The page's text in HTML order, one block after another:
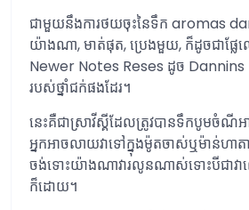
ជាមួយនឹងការថយចុះនៃទឹក aromas
យ៉ាងណា, មាត់ផុត, ប្រេងមួយ, ក៏ដូចជាផ្ល
Newer Notes Reses ដូច
របស់ថ្នាំជក់ផងដែរ។
នេះគឺជាស្រាវីស្គីដែលត្រូវបានទឹកបូមចំណីអ
អ្នកអាចលាយវាទៅក្នុងម៉ូតចាស់ឬម៉ាន់ហា
ចង់ទោះយ៉ាងណាវារលូនណាស់ទោះបីជាវា
ក៏ដោយ។